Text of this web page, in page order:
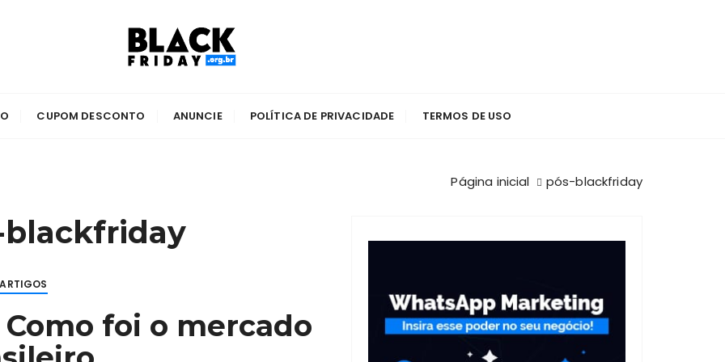
CUPOM DESCONTO ANUNCIE POLÍTICA DE PRIVACIDADE TERMOS DE USO
Página inicial pós-blackfriday
blackfriday
ARTIGOS
foi o mercado